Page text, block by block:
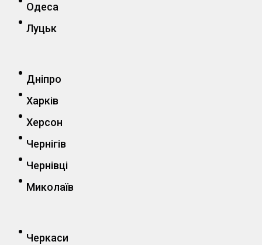
Одеса
Луцьк
Дніпро
Харків
Херсон
Чернігів
Чернівці
Миколаїв
Черкаси